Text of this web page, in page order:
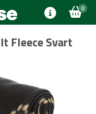
0
Fleece Svart